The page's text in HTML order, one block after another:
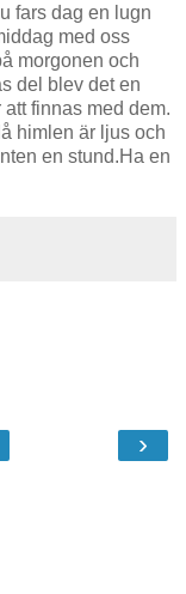
fars dag en lugn
med oss
morgonen och
del blev det en
finnas med dem.
himlen är ljus och
en stund.Ha en
›